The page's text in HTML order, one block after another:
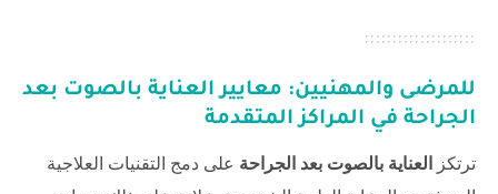
للمرضى والمهنيين: معايير العناية بالصوت بعد
الجراحة في المراكز المتقدمة
ترتكز العناية بالصوت بعد الجراحة على دمج التقنيات العلاجية